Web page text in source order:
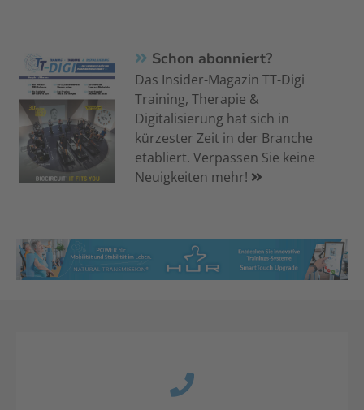
Schon abonniert?
Das Insider-Magazin TT-Digi
Training, Therapie &
Digitalisierung hat sich in
kürzester Zeit in der Branche
etabliert. Verpassen Sie keine
Neuigkeiten mehr!